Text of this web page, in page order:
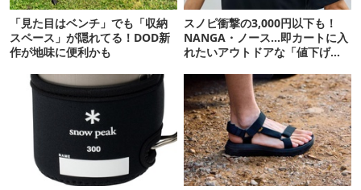
「見た目はベンチ」でも「収納
スペース」が隠れてる！DOD新
作が地味に便利かも
スノピ衝撃の3,000円以下も！
NANGA・ノース…即カートに入
れたいアウトドアな「値下げ夏